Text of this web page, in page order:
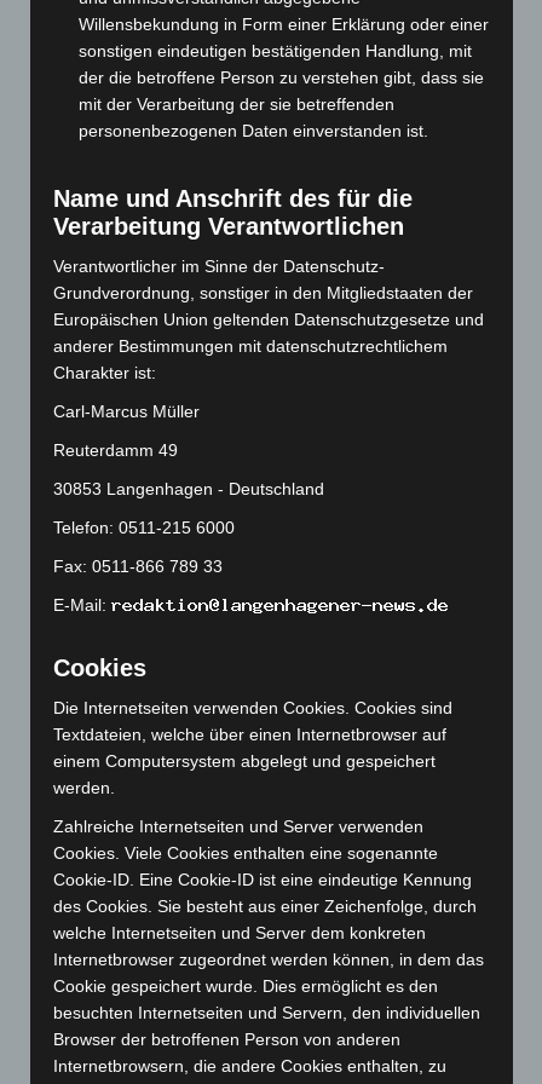
August 2024(107)
Juli 2024 (89)
Juni 2024(107)
Mai 2024(149)
März 2024(103)
Januar 2024(111)
Dezember 2023(130)
November 2023
(130)
(118)
Mai 2023(139)
April 2023 (155)
Januar 2023
(140)
Dezember 2022(130)
November 2022
Oktober 2022(166)
September 2022
(205)
August 2022(166)
Juli 2022 (133)
Juni 2022(167)
Mai 2022(177)
April 2022 (198)
Willensbekundung in Form einer Erklärung oder einer
sonstigen eindeutigen bestätigenden Handlung, mit
der die betroffene Person zu verstehen gibt, dass sie
mit der Verarbeitung der sie betreffenden
personenbezogenen Daten einverstanden ist.
Name und Anschrift des für die
Verarbeitung Verantwortlichen
Verantwortlicher im Sinne der Datenschutz-
Grundverordnung, sonstiger in den Mitgliedstaaten der
Europäischen Union geltenden Datenschutzgesetze und
anderer Bestimmungen mit datenschutzrechtlichem
Charakter ist:
Carl-Marcus Müller
Reuterdamm 49
30853 Langenhagen - Deutschland
Telefon: 0511-215 6000
Fax: 0511-866 789 33
E-Mail:
Cookies
Die Internetseiten verwenden Cookies. Cookies sind
Textdateien, welche über einen Internetbrowser auf
einem Computersystem abgelegt und gespeichert
werden.
Zahlreiche Internetseiten und Server verwenden
Cookies. Viele Cookies enthalten eine sogenannte
Cookie-ID. Eine Cookie-ID ist eine eindeutige Kennung
des Cookies. Sie besteht aus einer Zeichenfolge, durch
welche Internetseiten und Server dem konkreten
Internetbrowser zugeordnet werden können, in dem das
Cookie gespeichert wurde. Dies ermöglicht es den
besuchten Internetseiten und Servern, den individuellen
Browser der betroffenen Person von anderen
Internetbrowsern, die andere Cookies enthalten, zu